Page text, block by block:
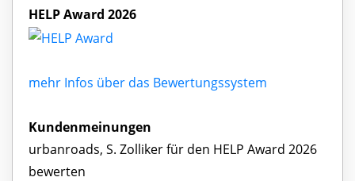
HELP Award 2026
mehr Infos über das Bewertungssystem
Kundenmeinungen
urbanroads, S. Zolliker für den HELP Award 2026
bewerten